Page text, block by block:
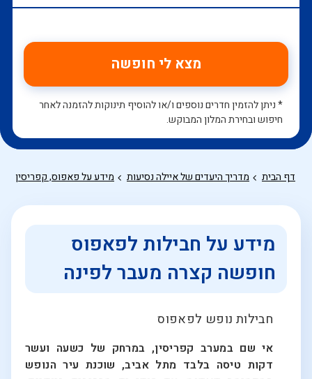
מצא לי חופשה
* ניתן להזמין חדרים נוספים ו/או להוסיף תינוקות להזמנה לאחר
חיפוש ובחירת המלון המבוקש.
דף הבית מדריך היעדים של איילה נסיעות מידע על פאפוס, קפריסין
מידע על חבילות לפאפוס
חופשה קצרה מעבר לפינה
חבילות נופש לפאפוס
אי שם במערב קפריסין, במרחק של כשעה ועשר
דקות טיסה בלבד מתל אביב, שוכנת עיר הנופש